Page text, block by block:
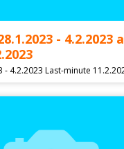
- 4.2.2023 a